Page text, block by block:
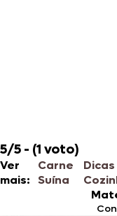
5/5 - (1 voto)
Ver
mais:
Carne
Suína